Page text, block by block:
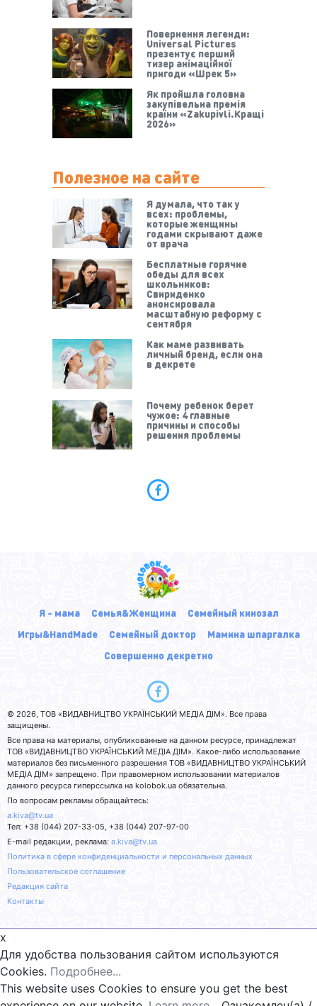
Повернення легенди:
Universal Pictures
презентує перший
тизер анімаційної
пригоди «Шрек 5»
Як пройшла головна
закупівельна премія
країни «Zakupivli.Кращі
2026»
Полезное на сайте
Я думала, что так у
всех: проблемы,
которые женщины
годами скрывают даже
от врача
Бесплатные горячие
обеды для всех
школьников:
Свириденко
анонсировала
масштабную реформу с
сентября
Как маме развивать
личный бренд, если она
в декрете
Почему ребенок берет
чужое: 4 главные
причины и способы
решения проблемы
Я - мама Семья&Женщина
Семейный кинозал
Игры&HandMade
Семейный доктор
Мамина шпаргалка
Совершенно декретно
© 2026, ТОВ «ВИДАВНИЦТВО УКРАЇНСЬКИЙ МЕДІА ДІМ». Все права
защищены.
Все права на материалы, опубликованные на данном ресурсе, принадлежат
ТОВ «ВИДАВНИЦТВО УКРАЇНСЬКИЙ МЕДІА ДІМ». Какое-либо использование
материалов без письменного разрешения ТОВ «ВИДАВНИЦТВО УКРАЇНСЬКИЙ
МЕДІА ДІМ» запрещено. При правомерном использовании материалов
данного ресурса гиперссылка на kolobok.ua обязательна.
По вопросам рекламы обращайтесь:
a.kiva@tv.ua
Тел: +38 (044) 207-33-05, +38 (044) 207-97-00
E-mail редакции, реклама: a.kiva@tv.ua
Политика в сфере конфиденциальности и персональных данных
Пользовательское соглашение
Редакция сайта
Контакты
x
Для удобства пользования сайтом используются
Cookies. Подробнее...
This website uses Cookies to ensure you get the best